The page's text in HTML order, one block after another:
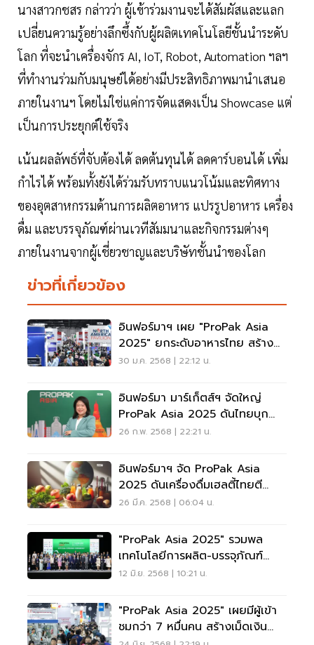
นางสาวกชสร กล่าวว่า ผู้เข้าร่วมงานจะได้สัมผัสและแลก
เปลี่ยนความรู้อย่างลึกซึ้งกับผู้ผลิตเทคโนโลยีชั้นนำระดับ
โลก ที่จะนำเครื่องจักร AI, IoT, Robot, Automation ฯลฯ
ที่ทำงานร่วมกับมนุษย์ได้อย่างมีประสิทธิภาพมานำเสนอ
ภายในงานฯ โดยไม่ใช่แค่การจัดแสดงเป็น Showcase แต่
เป็นการประยุกต์ใช้จริง
เน้นผลลัพธ์ที่จับต้องได้ ลดต้นทุนได้ ลดคาร์บอนได้ เพิ่ม
กำไรได้ พร้อมทั้งยังได้ร่วมรับทราบแนวโน้มและทิศทาง
ของอุตสาหกรรมด้านการผลิตอาหาร แปรรูปอาหาร เครื่อง
ดื่ม และบรรจุภัณฑ์ผ่านเวทีสัมมนาและกิจกรรมต่างๆ
ภายในงานจากผู้เชี่ยวชาญและบริษัทชั้นนำของโลก
ข่าวที่เกี่ยวข้อง
อินฟอร์มาฯ เผย "ProPak Asia
2025" ยกระดับอาหารไทย สร้าง
มูลค่า 5.5 พันล้าน
30 ม.ค. 2568 | 22:12 น.
อินฟอร์มา มาร์เก็ตส์ฯ จัดใหญ่
ProPak Asia 2025 ดันไทยบุก
ตลาดอาหารอนาคต
26 ก.พ. 2568 | 22:21 น.
อินฟอร์มาฯ จัด ProPak Asia
2025 ดันเครื่องดื่มเฮลตี้ไทยตี
ตลาดโลก
26 มี.ค. 2568 | 06:04 น.
"ProPak Asia 2025" รวมพล
เทคโนโลยีการผลิต-บรรจุภัณฑ์
สร้างมูลค่า 5.5 พันล้าน
12 มิ.ย. 2568 | 10:21 น.
"ProPak Asia 2025" เผยมีผู้เข้า
ชมกว่า 7 หมื่นคน สร้างเม็ดเงิน